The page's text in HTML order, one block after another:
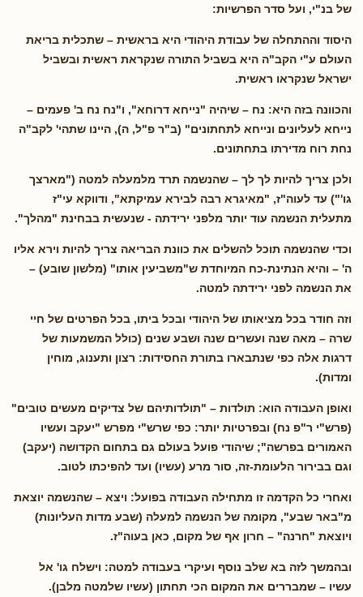
של בנ"י, ועל סדר הפרשיות:
היסוד וההתחלה של עבודת היהודי היא בראשית – שתכלית בריאת
העולם ע"י הקב"ה היא בשביל התורה שנקראת ראשית ובשביל
ישראל שנקראו ראשית.
והכוונה בזה היא: נח – שיהיה "נייחא דרוחא", ו"נח נח ב' פעמים –
נייחא לעליונים ונייחא לתחתונים" (ב"ר פ"ל, ה), היינו שתהי' לקב"ה
נחת רוח מדירתו בתחתונים.
ולכן צריך להיות לך לך – שהנשמה תרד מלמעלה למטה ("מארצך
גו'") עד לעוה"ז, "מאיגרא רבה לבירא עמיקתא", ודווקא עי"ז
מתעלית הנשמה עוד יותר מלפני ירידתה - שנעשית בבחינת "מהלך".
וכדי שהנשמה תוכל להשלים את כוונת הבריאה צריך להיות וירא אליו
ה' – והיא הנתינת-כח המיוחדת ש"משביעין אותו" (מלשון שובע) –
את הנשמה לפני ירידתה למטה.
וזה חודר בכל מציאותו של היהודי ובכל ביתו, בכל הפרטים של חיי
שרה – מאה שנה ועשרים שנה ושבע שנים (כולל המשמעות של
דרגות אלה כפי שנתבארו בתורת החסידות: רצון ותענוג, מוחין
ומדות).
ואופן העבודה הוא: תולדות – "תולדותיהם של צדיקים מעשים טובים"
(פרש"י ר"פ נח) ובפרטיות יותר: כפי שרש"י מפרש "יעקב ועשיו
האמורים בפרשה"; שיהודי פועל בעולם גם בתחום הקדושה (יעקב)
וגם בבירור הלעומת-זה, סור מרע (עשיו) ועד להפיכתו לטוב.
ואחרי כל הקדמה זו מתחילה העבודה בפועל: ויצא – שהנשמה יוצאת
מ"באר שבע", מקומה של הנשמה למעלה (שבע מדות העליונות)
ויוצאת "חרנה" – חרון אף של מקום, כאן בעוה"ז.
ובהמשך לזה בא שלב נוסף ועיקרי בעבודה למטה: וישלח גו' אל
עשיו – שמבררים את המקום הכי תחתון (עשיו שלמטה מלבן).